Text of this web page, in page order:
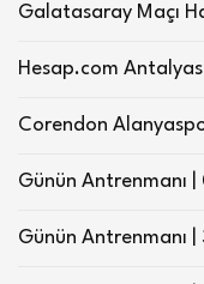
Galatasaray Maçı
Hesap.com
Corendon
Günün Antrenmanı
Günün Antrenmanı